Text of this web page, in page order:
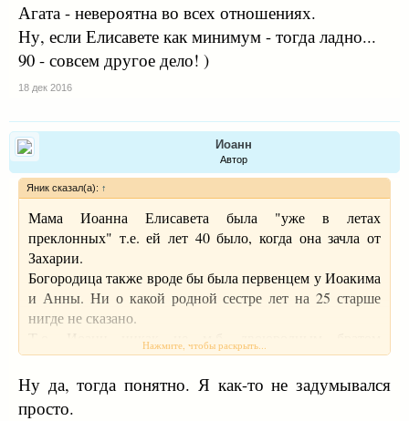
Агата - невероятна во всех отношениях.
Ну, если Елисавете как минимум - тогда ладно...
90 - совсем другое дело! )
18 дек 2016
Иоанн
Автор
Яник сказал(а): ↑
Мама Иоанна Елисавета была "уже в летах
преклонных" т.е. ей лет 40 было, когда она зачла от
Захарии.
Богородица также вроде бы была первенцем у Иоакима
и Анны. Ни о какой родной сестре лет на 25 старше
нигде не сказано.
Т.о. Иоанн никак не м.б. двоюродным братом
Спасителя по Матери.
Надеюсь понятно, что по Отцу тоже
Нажмите, чтобы раскрыть...
Ну да, тогда понятно. Я как-то не задумывался
просто.